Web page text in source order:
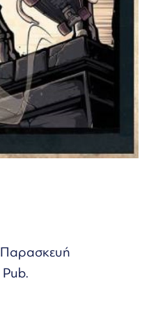
Παρασκευή